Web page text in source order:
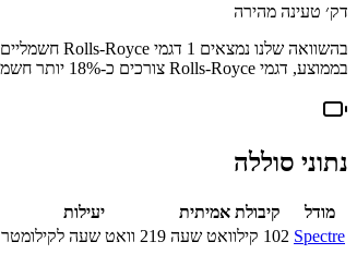
דק׳ טעינה מהירה
בהשוואה שלנו נמצאים 1 דגמי Rolls-Royce חשמליים
בממוצע, דגמי Rolls-Royce צורכים כ- 18% יותר חשמל לק"מ מהממוצע בקרב כלל הדגמים שבהשוואה שלנו.
נתוני סוללה
מודל קיבולת אמיתית
יעילות
Spectre
102 קילוואט שעה 219 וואט שעה לקילומטר